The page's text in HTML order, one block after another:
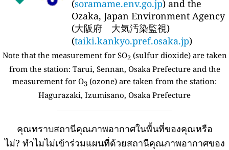
(soramame.env.go.jp) and the
Ozaka, Japan Environment Agency
(大阪府 大気汚染監視)
(taiki.kankyo.pref.osaka.jp)
Note that the measurement for SO2 (sulfur dioxide) are taken
from the station: Tarui, Sennan, Osaka Prefecture and the
measurement for O3 (ozone) are taken from the station:
Hagurazaki, Izumisano, Osaka Prefecture
คุณทราบสถานีคุณภาพอากาศในพื้นที่ของคุณหรือ
ไม่? ทำไมไม่เข้าร่วมแผนที่ด้วยสถานีคุณภาพอากาศของ